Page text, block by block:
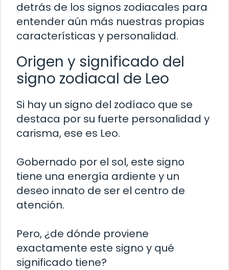
detrás de los signos zodiacales para
entender aún más nuestras propias
características y personalidad.
Origen y significado del
signo zodiacal de Leo
Si hay un signo del zodíaco que se
destaca por su fuerte personalidad y
carisma, ese es Leo.
Gobernado por el sol, este signo
tiene una energía ardiente y un
deseo innato de ser el centro de
atención.
Pero, ¿de dónde proviene
exactamente este signo y qué
significado tiene?